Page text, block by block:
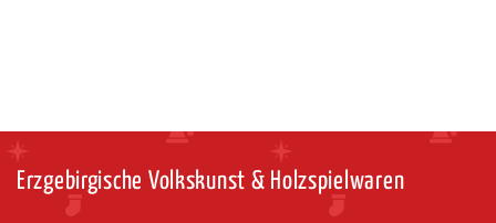
Erzgebirgische Volkskunst & Holzspielwaren